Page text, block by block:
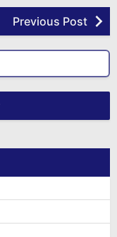
Previous Post